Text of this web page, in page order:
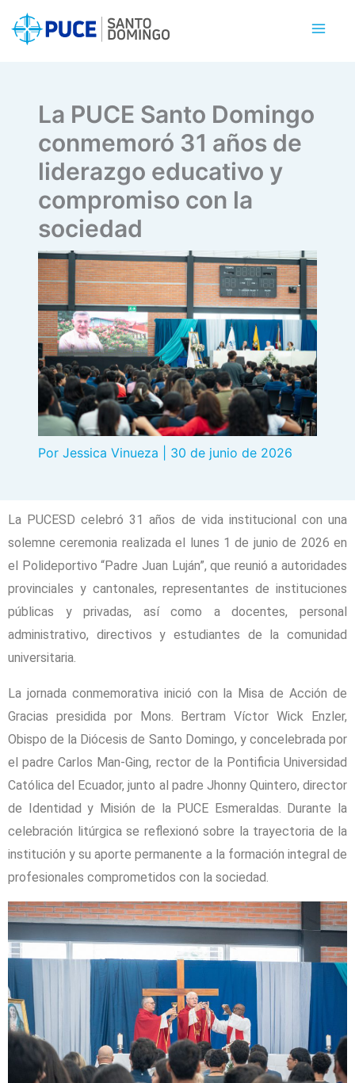
La PUCE Santo Domingo
conmemoró 31 años de
liderazgo educativo y
compromiso con la
sociedad
Por Jessica Vinueza 30 de junio de 2026
La PUCESD celebró 31 años de vida institucional con una
solemne ceremonia realizada el lunes 1 de junio de 2026 en
el Polideportivo “Padre Juan Luján”, que reunió a autoridades
provinciales y cantonales, representantes de instituciones
públicas y privadas, así como a docentes, personal
administrativo, directivos y estudiantes de la comunidad
universitaria.
La jornada conmemorativa inició con la Misa de Acción de
Gracias presidida por Mons. Bertram Víctor Wick Enzler,
Obispo de la Diócesis de Santo Domingo, y concelebrada por
el padre Carlos Man-Ging, rector de la Pontificia Universidad
Católica del Ecuador, junto al padre Jhonny Quintero, director
de Identidad y Misión de la PUCE Esmeraldas. Durante la
celebración litúrgica se reflexionó sobre la trayectoria de la
institución y su aporte permanente a la formación integral de
profesionales comprometidos con la sociedad.